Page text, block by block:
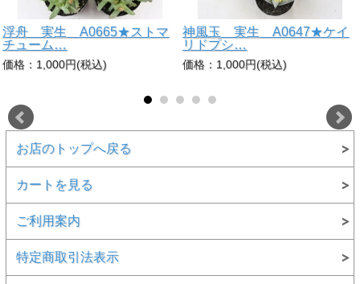
浮舟 実生 A0665★ストマ
チューム…
価格：1,000円(税込)
神風玉 実生 A0647★ケイ
リドプシ…
価格：1,000円(税込)
お店のトップへ戻る
カートを見る
ご利用案内
特定商取引法表示